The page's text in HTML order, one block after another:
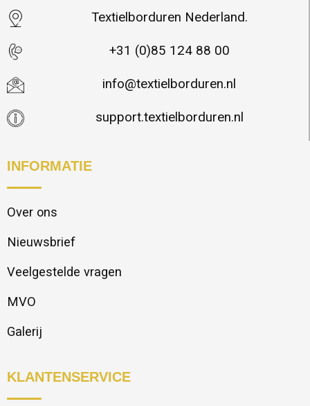
Textielborduren Nederland.
+31 (0)85 124 88 00
info@textielborduren.nl
support.textielborduren.nl
INFORMATIE
Over ons
Nieuwsbrief
Veelgestelde vragen
MVO
Galerij
KLANTENSERVICE